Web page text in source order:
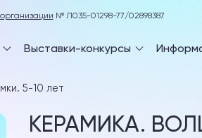
№ Л035-01298-77/02898387
Выставки-конкурсы
5-10 лет
КЕРАМИКА.